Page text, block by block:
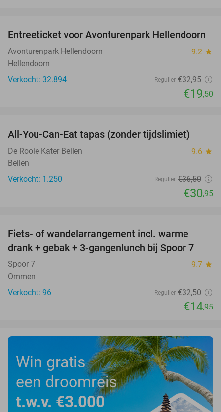
41%
Entreeticket voor Avonturenpark Hellendoorn
Avonturenpark Hellendoorn 9.2 star
Hellendoorn
Verkocht: 32.894
Regulier €32,95
€19,50
All-You-Can-Eat tapas (zonder tijdslimiet)
De Rooie Kater Beilen 9.6 star
Beilen
Verkocht: 1.250
Regulier €36,50
€30,95
Fiets- of wandelarrangement incl. warme
drank + gebak + 3-gangenlunch bij Spoor 7
Spoor 7 9.7 star
Ommen
Verkocht: 96
Regulier €32,50
€14,95
Win gratis
een droomreis
t.w.v. €3.000